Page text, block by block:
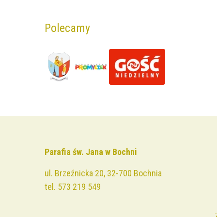
Polecamy
Parafia św. Jana w Bochni
ul. Brzeźnicka 20, 32-700 Bochnia
tel. 573 219 549